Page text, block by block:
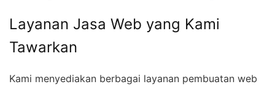
Layanan Jasa Web yang Kami
Tawarkan
Kami menyediakan berbagai layanan pembuatan web